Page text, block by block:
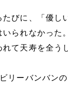
たびに、「優し
いられなかった
れて天寿を全う
リーバンバン